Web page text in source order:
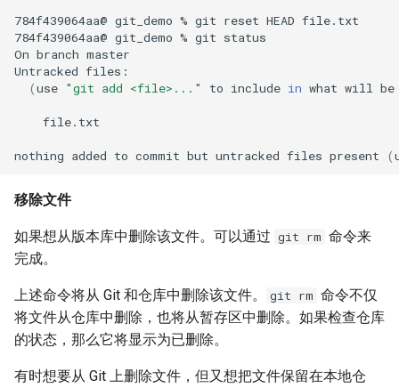
784f439064aa@ git_demo % git reset HEAD file.txt
784f439064aa@ git_demo % git status
On branch master
Untracked
(use "git add <file>..." to include in what will be
file.txt
nothing added to commit but untracked files present (
移除文件
如果想从版本库中删除该文件。可以通过 git rm 命令来
完成。
上述命令将从 Git 和仓库中删除该文件。 git rm 命令不仅
将文件从仓库中删除，也将从暂存区中删除。如果检查仓库
的状态，那么它将显示为已删除。
有时想要从 Git 上删除文件，但又想把文件保留在本地仓